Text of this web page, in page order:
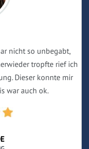
nicht so unbegabt,
tropfte rief ich
Dieser konnte mir
war auch ok.